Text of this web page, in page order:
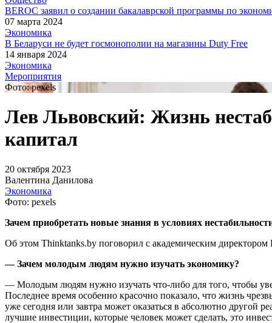
BEROC заявил о создании бакалаврской программы по
07 марта 2024
Экономика
В Беларуси не будет госмонополии на магазины Duty Free
14 января 2024
Экономика
Мероприятия
Фото: pexels
Лев Львовский: Жизнь
капитал
20 октября 2023
Валентина Данилова
Экономика
Фото: pexels
Зачем приобретать новые знания в условиях
Об этом Thinktanks.by поговорил с академическим директором
— Зачем молодым людям нужно изучать экономику?
— Молодым людям нужно изучать что-либо для того, чтобы
Последнее время особенно красочно показало, что жизнь
уже сегодня или завтра может оказаться в абсолютно другой
лучшие инвестиции, которые человек может сделать, это